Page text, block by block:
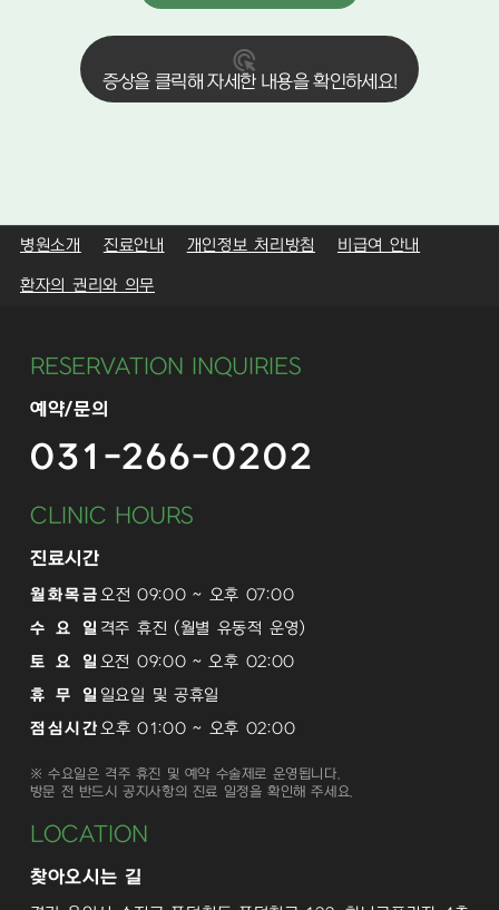
증상을 클릭해 자세한 내용을 확인하세요!
병원소개 진료안내 개인정보 처리방침 비급여 안내
환자의 권리와 의무
RESERVATION INQUIRIES
예약/문의
031-266-0202
CLINIC HOURS
진료시간
월화목금오전 09:00 ~ 오후 07:00
수 요 일 격주 휴진 (월별 유동적 운영)
토 요 일오전 09:00 ~ 오후 02:00
휴 무 일 일요일 및 공휴일
점심시간오후 01:00 ~ 오후 02:00
※ 수요일은 격주 휴진 및 예약 수술제로 운영됩니다.
방문 전 반드시 공지사항의 진료 일정을 확인해 주세요.
LOCATION
찾아오시는 길